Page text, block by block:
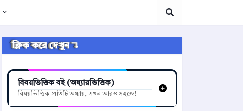
ক্লিক করে দেখুন ↴
বিষয়ভিত্তিক বই (অধ্যায়ভিত্তিক)
বিষয়ভিত্তিক প্রতিটি অধ্যায়, এখন আরও সহজে!